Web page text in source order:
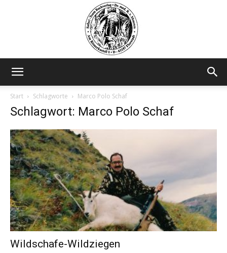
Start
Schlagworte Marco Polo Schaf
Schlagwort: Marco Polo Schaf
Wildschafe-Wildziegen